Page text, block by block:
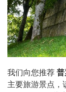
我们向您推荐
主要旅游景点，